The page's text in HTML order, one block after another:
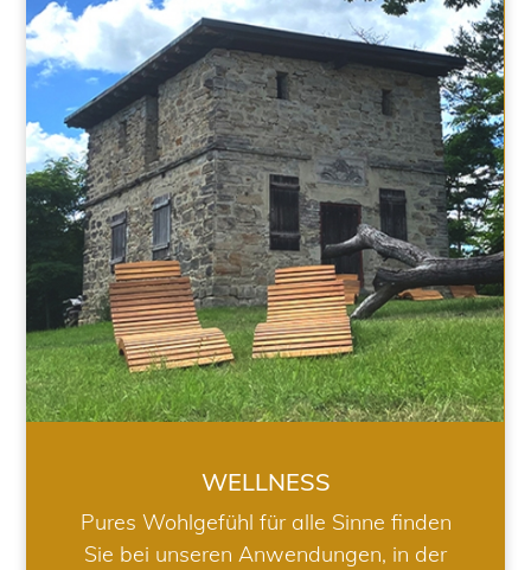
WELLNESS
WELLNESS
Pures Wohlgefühl für alle Sinne finden
Sie bei unseren Anwendungen, in der